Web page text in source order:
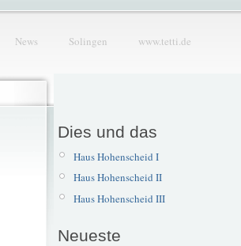
News Solingen www.tetti.de
Dies und das
Haus Hohenscheid I
Haus Hohenscheid II
Haus Hohenscheid III
Neueste